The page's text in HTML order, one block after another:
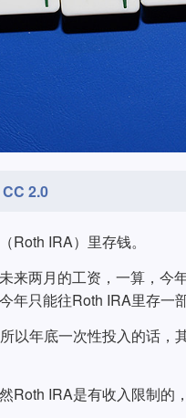
CC 2.0
Roth IRA）里存钱。
来两月的工资，一算，
年只能往Roth IRA里存一
以年底一次性投入的话
Roth IRA是有收入限制的